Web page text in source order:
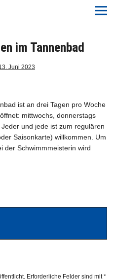
im Tannenbad
Juni 2023
ist an drei Tagen pro Woche
mittwochs, donnerstags
und jede ist zum regulären
Saisonkarte) willkommen. Um
der Schwimmmeisterin wird
Erforderliche Felder sind mit*